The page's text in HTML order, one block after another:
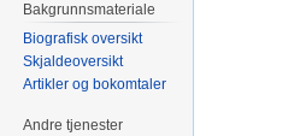
Bakgrunnsmateriale
Biografisk oversikt
Skjaldeoversikt
Artikler og bokomtaler
Andre tjenester